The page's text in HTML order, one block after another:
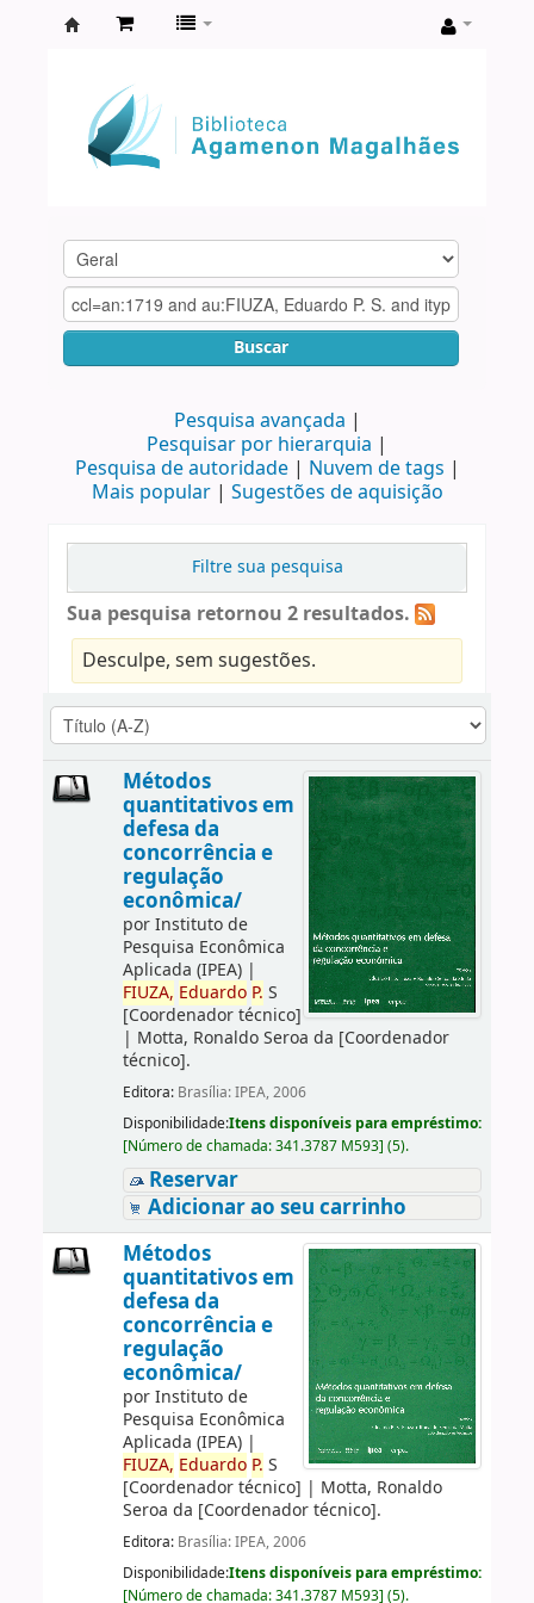
Agamenon
Magalhães
Buscar
Pesquisa avançada
Pesquisar por hierarquia
Pesquisa de autoridade
Nuvem de tags
Mais popular
Sugestões de aquisição
Filtre sua pesquisa
Sua pesquisa retornou 2 resultados.
Desculpe, sem sugestões.
Métodos
quantitativos em
defesa da
concorrência e
regulação
econômica/
porInstituto de
Pesquisa Econômica
Aplicada (IPEA)|
FIUZA, Eduardo P. S
[Coordenador técnico]
| Motta, Ronaldo Seroa da [Coordenador
técnico].
Editora: Brasília: IPEA, 2006
Disponibilidade:Itens disponíveis para empréstimo:
[Número de chamada:341.3787 M593] (5).
Reservar
Adicionar ao seu carrinho
Métodos
quantitativos em
defesa da
concorrência e
regulação
econômica/
porInstituto de
Pesquisa Econômica
Aplicada (IPEA)|
FIUZA, Eduardo P. S
[Coordenador técnico] | Motta, Ronaldo
Seroa da [Coordenador técnico].
Editora: Brasília: IPEA, 2006
Disponibilidade:Itens disponíveis para empréstimo:
[Número de chamada:341.3787 M593] (5).